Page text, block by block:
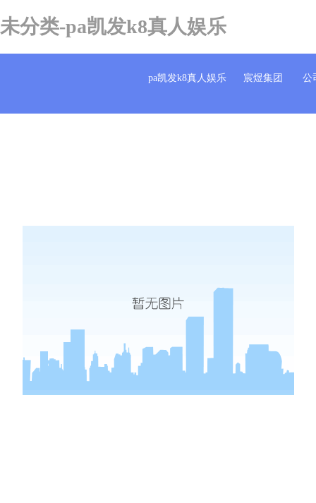
未分类-pa凯发k8真人娱乐
pa凯发k8真人娱乐 宸煜集团 公